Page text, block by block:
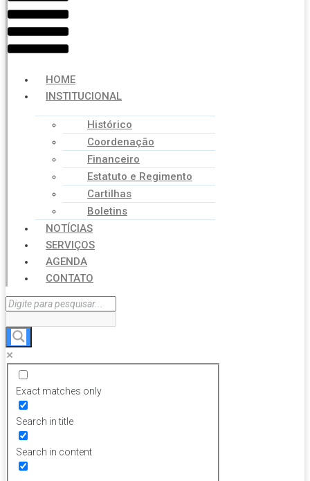
HOME
INSTITUCIONAL
Histórico
Coordenação
Financeiro
Estatuto e Regimento
Cartilhas
Boletins
NOTÍCIAS
SERVIÇOS
AGENDA
CONTATO
Exact matches only
Search in title
Search in content